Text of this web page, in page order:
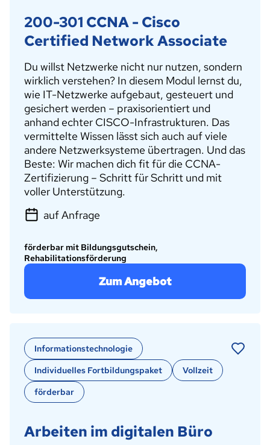
200-301 CCNA - Cisco
Certified Network Associate
Du willst Netzwerke nicht nur nutzen, sondern
wirklich verstehen? In diesem Modul lernst du,
wie IT-Netzwerke aufgebaut, gesteuert und
gesichert werden – praxisorientiert und
anhand echter CISCO-Infrastrukturen. Das
vermittelte Wissen lässt sich auch auf viele
andere Netzwerksysteme übertragen. Und das
Beste: Wir machen dich fit für die CCNA-
Zertifizierung – Schritt für Schritt und mit
voller Unterstützung.
auf Anfrage
förderbar mit Bildungsgutschein,
Rehabilitationsförderung
Zum Angebot
Informationstechnologie
Individuelles Fortbildungspaket
Vollzeit
förderbar
Arbeiten im digitalen Büro